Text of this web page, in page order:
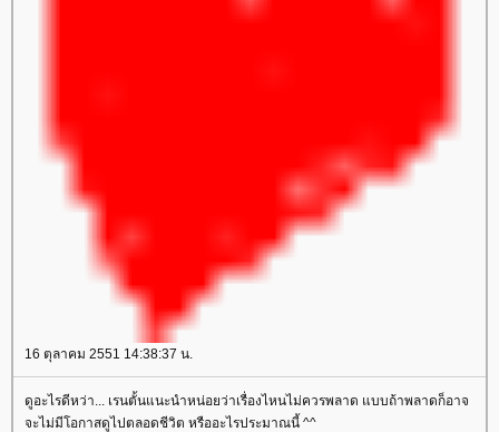
16 ตุลาคม 2551 14:38:37 น.
ดูอะไรดีหว่า... เรนตั้นแนะนำหน่อยว่าเรื่องไหนไม่ควรพลาด แบบถ้าพลาดก็อาจ
จะไม่มีโอกาสดูไปตลอดชีวิต หรืออะไรประมาณนี้ ^^